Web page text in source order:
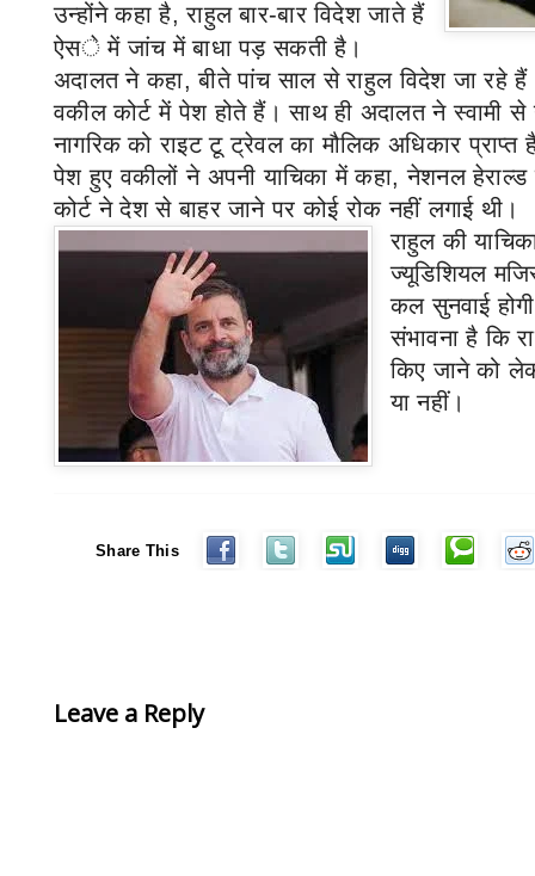
उन्होंने कहा है,राहुल बार-बार विदेश जाते हैं
ऐसे में जांच में बाधा पड़ सकती है।
अदालत ने कहा,बीते पांच साल से राहुल विदेश जा रहे
वकील कोर्ट में पेश होते हैं। साथ ही अदालत ने स्वामी से
नागरिक को राइट टू ट्रेवल का मौलिक अधिकार
पेश हुए वकीलों ने अपनी याचिका में कहा,नेशनल हेराल्ड
कोर्ट ने देश से बाहर जाने पर कोई रोक नहीं लगाई थी।
राहुल की
ज्यूडिशियल
कल सुनवाई होगी
संभावना है कि
किए जाने को
या नहीं।
Share This
Leave a Reply